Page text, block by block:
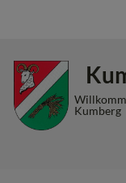
Accesskey
1)
Accesskey
2)
Accesskey
3)
Kumberg